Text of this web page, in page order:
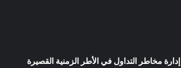
إدارة مخاطر التداول في الأطر الزمنية القصيرة